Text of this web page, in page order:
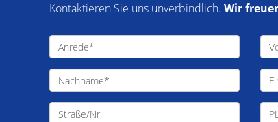
Kontaktieren Sie uns unverbindlich. Wir